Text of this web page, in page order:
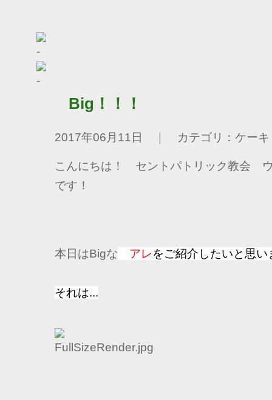
Big！！！
2017年06月11日 ｜ カテゴリ：ケーキ
こんにちは！ セントパトリック教会
です！
本日はBigな アレをご紹介したいと思い
それは...